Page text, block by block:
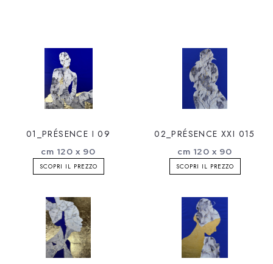
01_PRÉSENCE I 09
cm 120 x 90
SCOPRI IL PREZZO
02_PRÉSENCE XXI 015
cm 120 x 90
SCOPRI IL PREZZO